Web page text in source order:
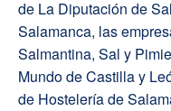
de La Diputación de
Salamanca, las
Salmantina, Sal y
Mundo de Castilla y
de Hostelería de